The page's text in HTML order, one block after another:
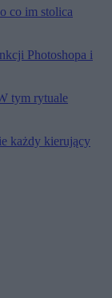
co im stolica
Photoshopa i
tym rytuale
każdy kierujący